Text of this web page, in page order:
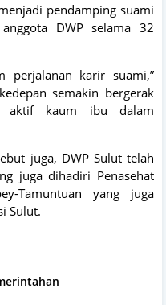
pendamping suami
DWP selama 32
perjalanan karir suami,”
semakin bergerak
aktif kaum ibu dalam
juga, DWP Sulut telah
juga dihadiri Penasehat
Tamuntuan yang juga
Sulut.